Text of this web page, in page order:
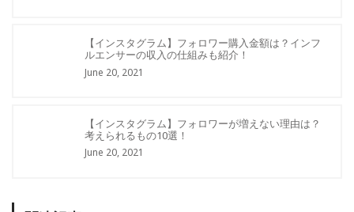
【インスタグラム】フォロワー購入金額は？インフ
ルエンサーの収入の仕組みも紹介！
June 20, 2021
【インスタグラム】フォロワーが増えない理由は？
考えられるもの10選！
June 20, 2021